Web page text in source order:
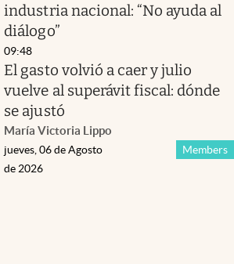
industria nacional: “No ayuda al
diálogo”
09:48
El gasto volvió a caer y julio
vuelve al superávit fiscal: dónde
se ajustó
María Victoria Lippo
Members
jueves, 06 de Agosto
de 2026